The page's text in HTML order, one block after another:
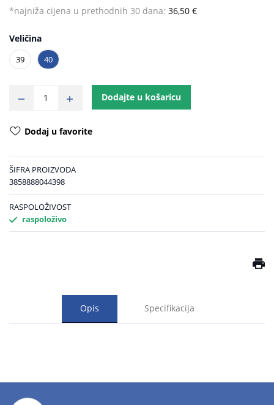
*najniža cijena u prethodnih 30 dana: 36,50 €
Veličina
39 40
Dodajte u košaricu
Dodaj u favorite
ŠIFRA PROIZVODA
3858888044398
RASPOLOŽIVOST
raspoloživo
Opis Specifikacija